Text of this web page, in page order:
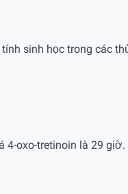
sinh học trong các
4-oxo-tretinoin là 29 giờ.